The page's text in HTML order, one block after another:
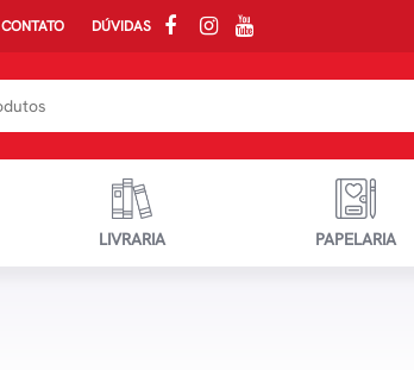
CONTATO DÚVIDAS
LIVRARIA PAPELARIA